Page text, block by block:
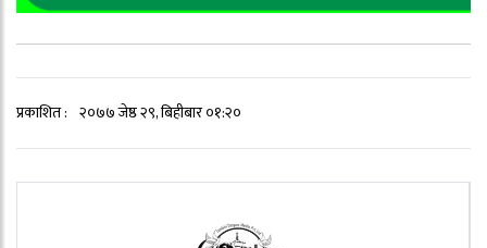
प्रकाशित : २०७७ जेष्ठ २९, बिहीबार ०१:२०